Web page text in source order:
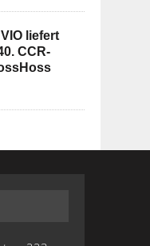
liefert
CCR-